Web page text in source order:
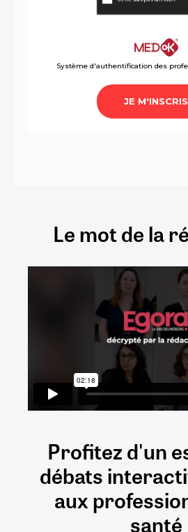
Le mot de la
Profitez d'un
débats
aux
santé